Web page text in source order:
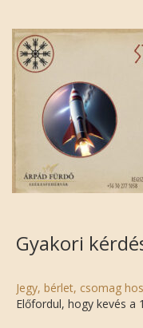
Gyakori
Jegy, bérlet, csomag
Előfordul, hogy kevés a